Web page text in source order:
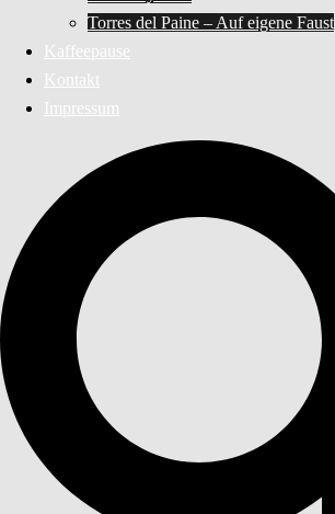
Torres del Paine – Auf eigene Faust
Kaffeepause
Kontakt
Impressum